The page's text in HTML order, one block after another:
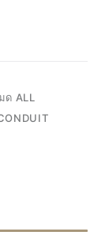
ด ALL